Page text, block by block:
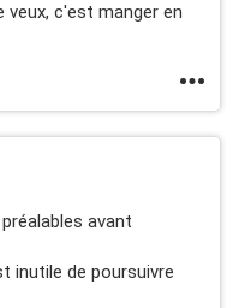
c'est manger en
avant
inutile de poursuivre